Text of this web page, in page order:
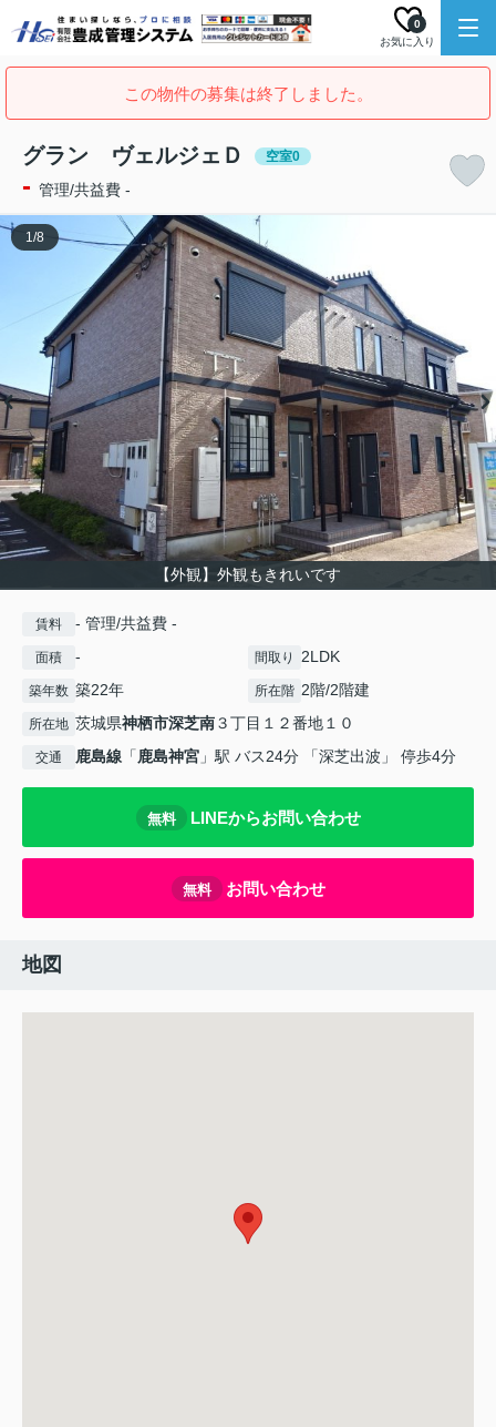
お気に入り
0
この物件の募集は終了しました。
グラン ヴェルジェＤ 空室0
- 管理/共益費 -
【外観】外観もきれいです
1/8
賃料 - 管理/共益費 -
面積 - 間取り 2LDK
築年数 築22年 所在階 2階/2階建
所在地 茨城県神栖市深芝南３丁目１２番地１０
交通 鹿島線 「鹿島神宮 」駅 バス24分 「深芝出波」 停歩4分
無料 LINEからお問い合わせ
無料 お問い合わせ
地図